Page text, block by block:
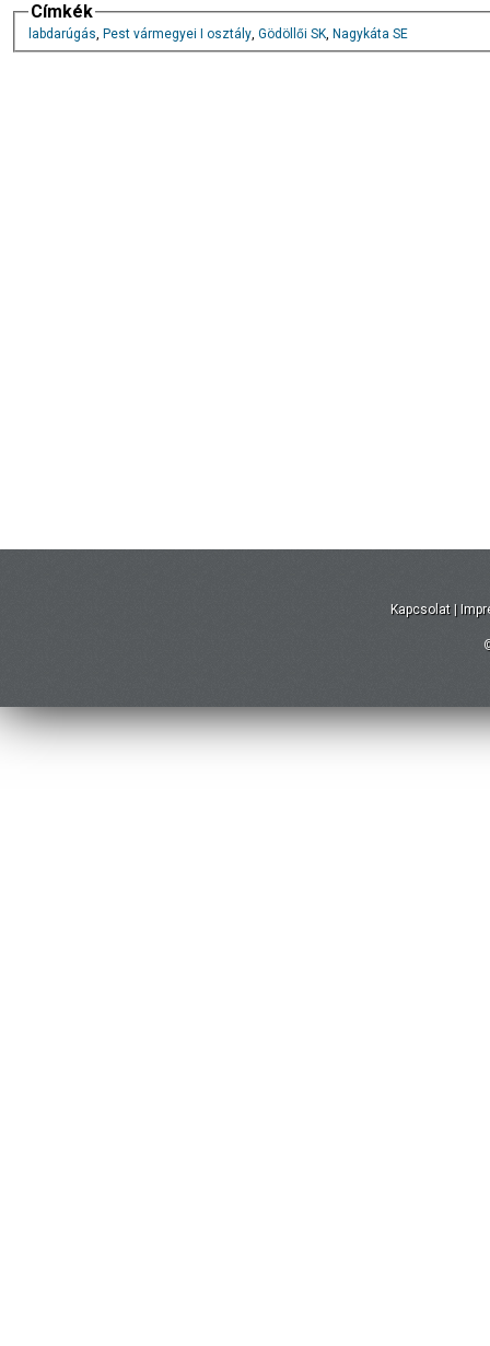
Címkék
labdarúgás, Pest vármegyei I osztály, Gödöllői SK, Nagykáta SE
Kapcsolat |